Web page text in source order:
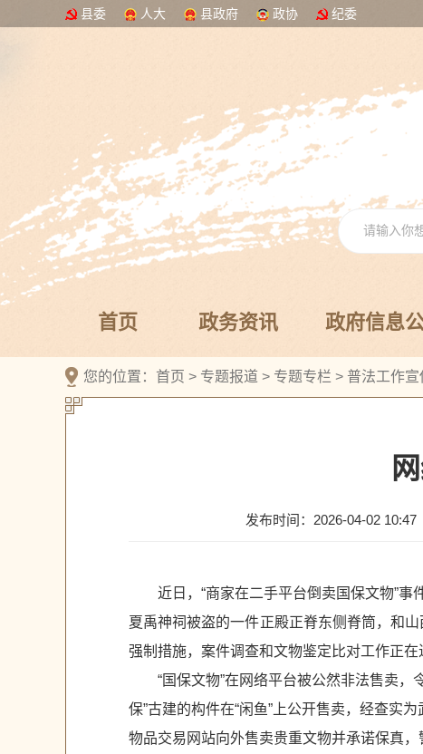
县委 人大 县政府 政协 纪委
首页 政务资讯 政府信息
您的位置： 首页 > 专题报道 > 专题专栏 > 普法工作宣
发布时间：2026-04-02 10:47
近日，“商家在二手平台倒卖国保文物”
夏禹神祠被盗的一件正殿正脊东侧脊筒，和
强制措施，案件调查和文物鉴定比对工作正在
“国保文物”在网络平台被公然非法售卖
保”古建的构件在“闲鱼”上公开售卖，经查实
物品交易网站向外售卖贵重文物并承诺保真，